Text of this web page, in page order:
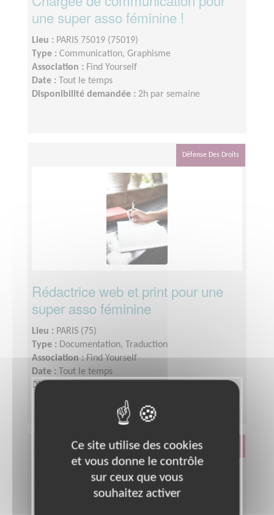
une super asso féminine !
Lieu : PARIS 75019 (75019)
Type : Communication, Graphisme
Association : Find Yourself
Date :
Tout le temps
Disponibilité demandée : 2h par semaine
Défense Des Droits
Rédactrice web et print pour une
super asso féminine
Lieu : PARIS (75)
Type : Documentation, Traduction
Association :Find Yourself
Date :
Tout le temps
Disponibilité demandée :
Éducation & Formation
Ce site utilise des cookies
et vous donne le contrôle
sur ceux que vous
souhaitez activer